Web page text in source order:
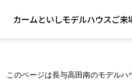
カームといしモデルハウスご来
このページは長与高田南のモデルハ